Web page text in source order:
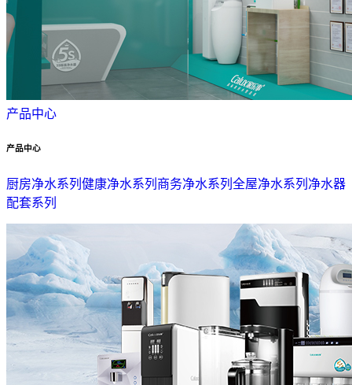
产品中心
产品中心
厨房净水系列 健康净水系列 商务净水系列 全屋净水系列 净水器
配套系列